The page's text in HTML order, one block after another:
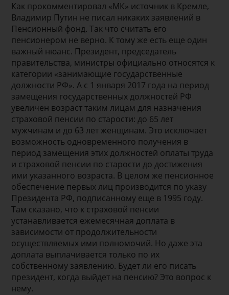
Как прокомментировал «МК» источник в Кремле,
Владимир Путин не писал никаких заявлений в
Пенсионный фонд. Так что считать его
пенсионером не верно. К тому же есть еще один
важный нюанс. Президент, председатель
правительства, министры официально относятся к
категории «занимающие государственные
должности РФ». А с 1 января 2017 года на период
замещения государственных должностей РФ
увеличен возраст таким лицам для назначения
страховой пенсии по старости: до 65 лет
мужчинам и до 63 лет женщинам. Это исключает
возможность одновременного получения в
период замещения этих должностей оплаты труда
и страховой пенсии по старости до достижения
ими указанного возраста. В целом же пенсионное
обеспечение первых лиц производится по указу
Президента РФ, подписанному еще в 1995 году.
Там сказано, что к страховой пенсии
устанавливается ежемесячная доплата в
зависимости от продолжительности
осуществляемых ими полномочий. Но даже эта
доплата выплачивается только по их
собственному заявлению. Будет ли его писать
президент, когда выйдет на пенсию? Это вопрос к
нему.